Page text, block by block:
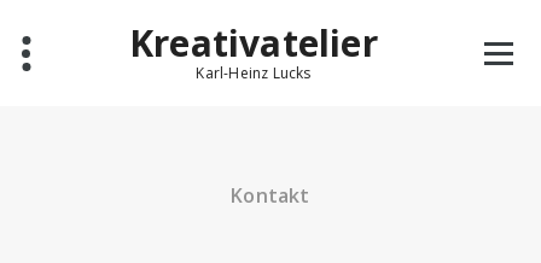
Inhalt
springen
Kreativatelier
Karl-Heinz Lucks
Kontakt